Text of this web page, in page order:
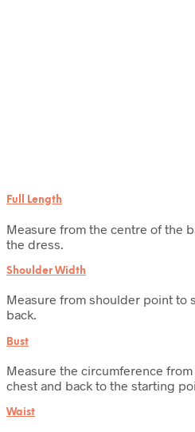
Full Length
Measure from the centre of the
the dress.
Shoulder Width
Measure from shoulder point to
back.
Bust
Measure the circumference
chest and back to the starting
Waist